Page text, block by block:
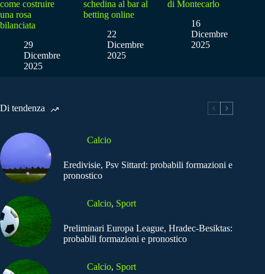
come costruire
una rosa
bilanciata
29
Dicembre
2025
schedina al bar al
betting online
22
Dicembre
2025
di Montecarlo
16
Dicembre
2025
Di tendenza
Calcio
Eredivisie, Psv Sittard: probabili formazioni e
pronostico
Calcio, Sport
Preliminari Europa League, Hradec-Besiktas:
probabili formazioni e pronostico
Calcio, Sport